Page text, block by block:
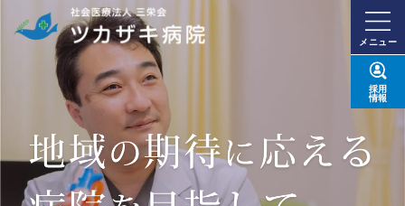
メニュー
採用
情報